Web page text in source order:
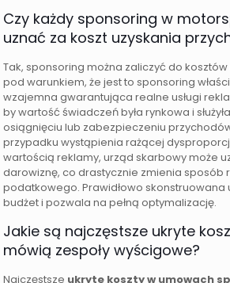
Czy każdy sponsoring w
uznać za koszt uzyskania
Tak, sponsoring można zaliczyć do
pod warunkiem, że jest to sponsoring
wzajemna gwarantująca realne usługi
by wartość świadczeń była rynkowa i
osiągnięciu lub zabezpieczeniu
przypadku wystąpienia rażącej
wartością reklamy, urząd skarbowy może
darowiznę, co drastycznie zmienia sposób
podatkowego. Prawidłowo skonstruowana
budżet i pozwala na pełną optymalizację.
Jakie są najczęstsze ukryte
mówią zespoły wyścigowe?
Najczęstsze ukryte koszty w umowach